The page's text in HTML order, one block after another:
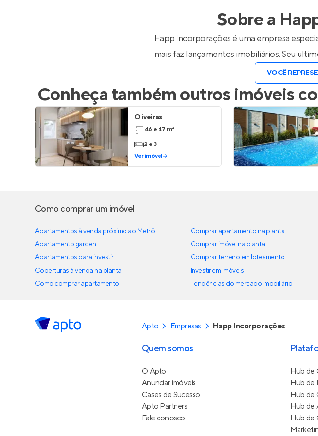
Entrar no
Sobre a
Happ Incorporações é uma empresa
mais faz lançamentos imobiliários. Seu
VOCÊ
Conheça também outros imóveis
Oliveiras
46 e 47 m²
2 e 3
Ver imóvel
Como comprar um imóvel
Apartamentos à venda próximo ao Metrô
Apartamento garden
Apartamentos para investir
Coberturas à venda na planta
Como comprar apartamento
Comprar apartamento na planta
Comprar imóvel na planta
Comprar terreno em loteamento
Investir em imóveis
Tendências do mercado imobiliário
Apto Empresas Happ Incorporações
Quem somos
O Apto
Anunciar imóveis
Cases de Sucesso
Apto Partners
Fale conosco
Hub de
Hub de
Hub de
Hub de
Hub de